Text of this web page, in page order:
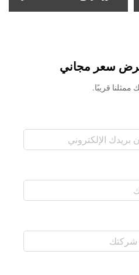
سعر مجاني
قريبًا.